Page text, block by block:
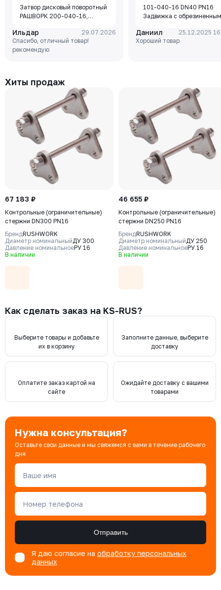
Затвор дисковый поворотный
РАШВОРК 200-040-16,
250 (GG25), диск - GJS-400-
15 (GGG40), уплотнение -
EPDM, М/Ф, рукоятка
Ильдар
29.07.2026
Спасибо, отличный товар!
рекомендую
101-040-16 DN40 PN16
Задвижка с обрезиненным
чугун, клин-EPDM,
Tmax=110°C Ф/Ф
Даниил
25.12.2025
Хороший товар
Хиты продаж
67 183 ₽
Контрольные (ограничительные)
стержни DN300 PN16
БрендRUSHWORK
Диаметр номинальныйДУ 300
Давление номинальноеРУ 16
В наличии
46 655 ₽
Контрольные (ограничительные)
стержни DN250 PN16
БрендRUSHWORK
Диаметр номинальныйДУ 250
Давление номинальноеРУ 16
В наличии
Как сделать заказ на KS-RUS?
Выберите товары и добавьте
их в корзину
Заполните данные, выберите
доставку
Оплатите заказ картой на
сайте
Ожидайте доставку с вашими
товарами
Нужна консультация?
Оставьте свои данные и мы свяжемся с вами в течение рабочего
дня
Ваше имя
Номер телефона
Отправить
Я даю согласие на обработку персональных
данных